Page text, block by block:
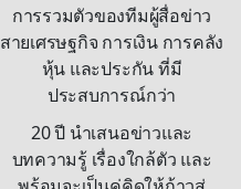
การรวมตัวของทีมผู้สื่อข่าว
สายเศรษฐกิจ การเงิน การคลัง
หุ้น และประกัน ที่มี
ประสบการณ์กว่า
20 ปี นำเสนอข่าวและ
บทความรู้ เรื่องใกล้ตัว และ